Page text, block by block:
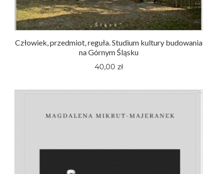
Człowiek, przedmiot, reguła. Studium kultury budowania
na Górnym Śląsku
40,00 zł